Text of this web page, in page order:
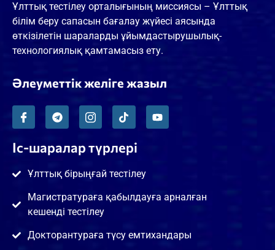
Ұлттық тестілеу орталығының миссиясы – Ұлттық
білім беру сапасын бағалау жүйесі аясында
өткізілетін шараларды ұйымдастырушылық-
технологиялық қамтамасыз ету.
Әлеуметтік желіге жазыл
Іс-шаралар түрлері
Ұлттық бірыңғай тестілеу
Магистратураға қабылдауға арналған
кешенді тестілеу
Докторантураға түсу емтихандары